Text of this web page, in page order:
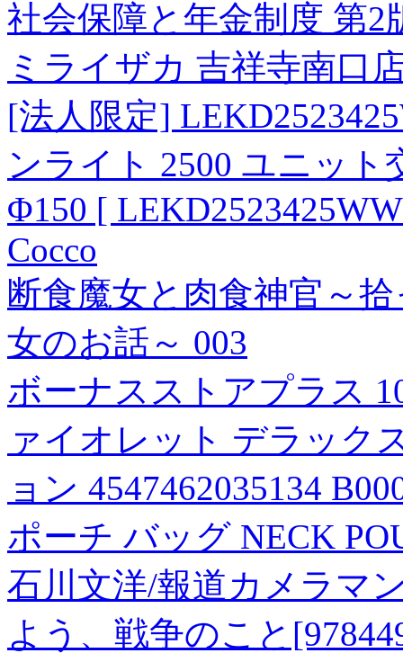
社会保障と年金制度 第2
ミライザカ 吉祥寺南口
[法人限定]
ンライト 2500 ユニッ
Φ150 [
Cocco
断食魔女と肉食神官～
女のお話～ 003
ボーナスストアプラス
ァイオレット デラック
ョン 4547462035134
ポーチ バッグ NECK
石川文洋/報道カメラマ
よう、戦争のこと